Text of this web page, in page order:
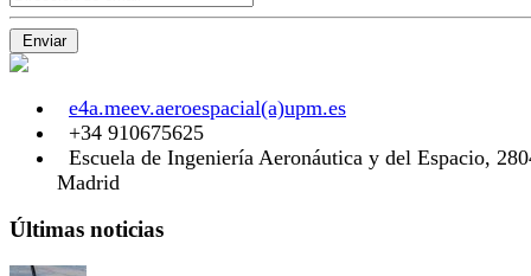
Enviar
e4a.meev.aeroespacial(a)upm.es
+34 910675625
Escuela de Ingeniería Aeronáutica y del Espacio,
Madrid
Últimas noticias